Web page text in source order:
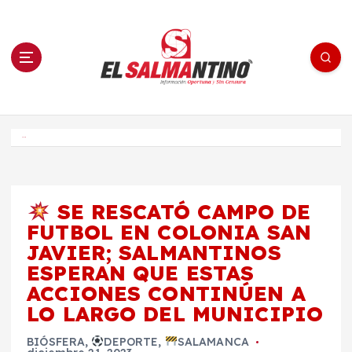
n El Salmantino - medios/noticias/editorial
SE RESCATÓ CAMPO DE
FUTBOL EN COLONIA SAN
JAVIER; SALMANTINOS
ESPERAN QUE ESTAS
ACCIONES CONTINÚEN A
LO LARGO DEL MUNICIPIO
BIÓSFERA, DEPORTE, SALAMANCA